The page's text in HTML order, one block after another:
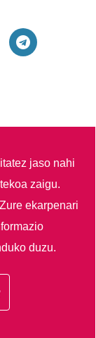
jaso nahi
zaigu.
Zure ekarpenari
duzu.